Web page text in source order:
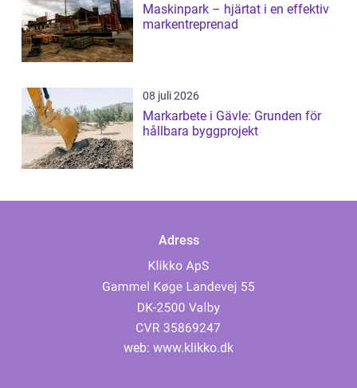
Maskinpark – hjärtat i en effektiv
markentreprenad
08 juli 2026
Markarbete i Gävle: Grunden för
hållbara byggprojekt
Adress
web: www.klikko.dk